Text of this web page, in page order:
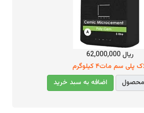
ریال 62,000,000
پلی سم مات۴ کیلوگرم
اضافه به سبد خرید
محصول